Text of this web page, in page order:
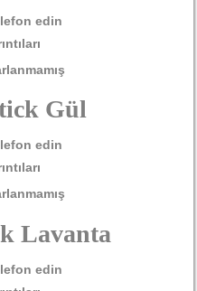
edin
Gül
edin
Lavanta
edin